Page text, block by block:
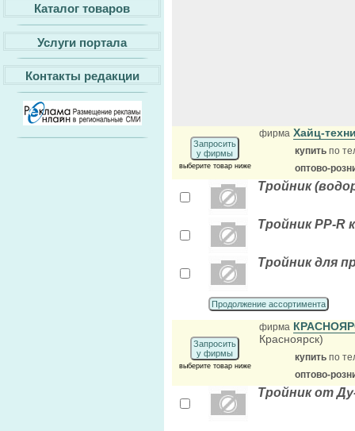
Каталог товаров
Услуги портала
Контакты редакции
Запросить
у фирмы
выберите товар ниже
фирма Хайц-
купить по
оптово-
Тройник
Тройник PP-R
Тройник для
Продолжение ассортимента
Запросить
у фирмы
выберите товар ниже
фирма
Красноярск)
купить по
оптово-
Тройник от